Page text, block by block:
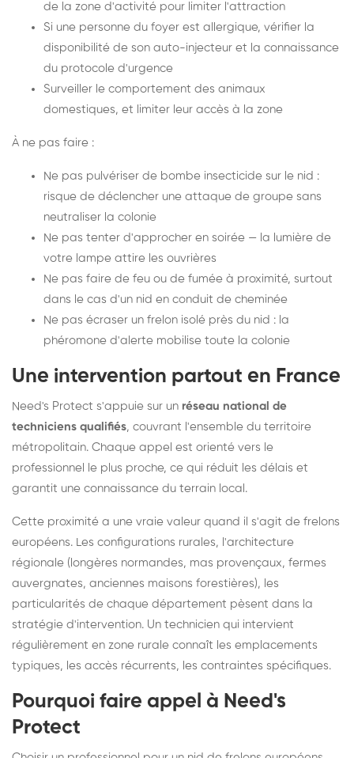
de la zone d'activité pour limiter l'attraction
Si une personne du foyer est allergique, vérifier la
disponibilité de son auto-injecteur et la connaissance
du protocole d'urgence
Surveiller le comportement des animaux
domestiques, et limiter leur accès à la zone
À ne pas faire :
Ne pas pulvériser de bombe insecticide sur le nid :
risque de déclencher une attaque de groupe sans
neutraliser la colonie
Ne pas tenter d'approcher en soirée — la lumière de
votre lampe attire les ouvrières
Ne pas faire de feu ou de fumée à proximité, surtout
dans le cas d'un nid en conduit de cheminée
Ne pas écraser un frelon isolé près du nid : la
phéromone d'alerte mobilise toute la colonie
Une intervention partout en France
Need's Protect s'appuie sur un réseau national de
techniciens qualifiés, couvrant l'ensemble du territoire
métropolitain. Chaque appel est orienté vers le
professionnel le plus proche, ce qui réduit les délais et
garantit une connaissance du terrain local.
Cette proximité a une vraie valeur quand il s'agit de frelons
européens. Les configurations rurales, l'architecture
régionale (longères normandes, mas provençaux, fermes
auvergnates, anciennes maisons forestières), les
particularités de chaque département pèsent dans la
stratégie d'intervention. Un technicien qui intervient
régulièrement en zone rurale connaît les emplacements
typiques, les accès récurrents, les contraintes spécifiques.
Pourquoi faire appel à Need's
Protect